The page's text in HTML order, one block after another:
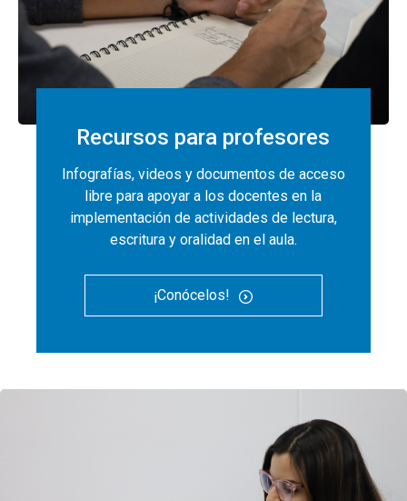
Recursos para profesores
Infografías, videos y documentos de acceso
libre para apoyar a los docentes en la
implementación de actividades de lectura,
escritura y oralidad en el aula.
¡Conócelos!